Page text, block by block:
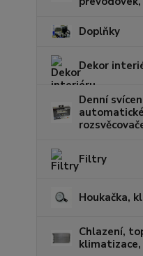
Doplňky
Dekor
Denní
automatické
Filtry
Houkačka,
Chlazení,